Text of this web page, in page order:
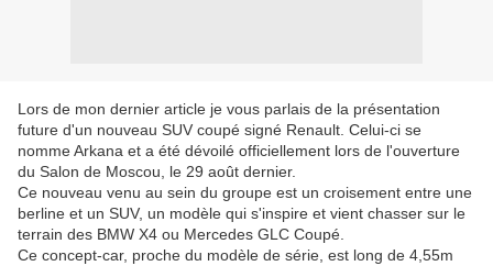
Lors de mon dernier article je vous parlais de la présentation
future d'un nouveau SUV coupé signé Renault. Celui-ci se
nomme Arkana et a été dévoilé officiellement lors de l'ouverture
du Salon de Moscou, le 29 août dernier.
Ce nouveau venu au sein du groupe est un croisement entre une
berline et un SUV, un modèle qui s'inspire et vient chasser sur le
terrain des BMW X4 ou Mercedes GLC Coupé.
Ce concept-car, proche du modèle de série, est long de 4,55m